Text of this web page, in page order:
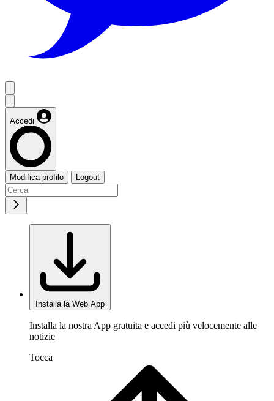
Accedi
Modifica profilo Logout
Installa la Web App
Installa la nostra App gratuita e accedi più velocemente alle
notizie
Tocca